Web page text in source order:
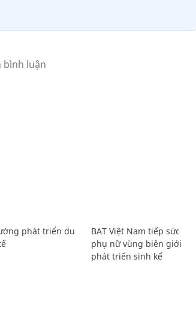
phát triển du
BAT Việt Nam tiếp sức
phụ nữ vùng biên giới
phát triển sinh kế